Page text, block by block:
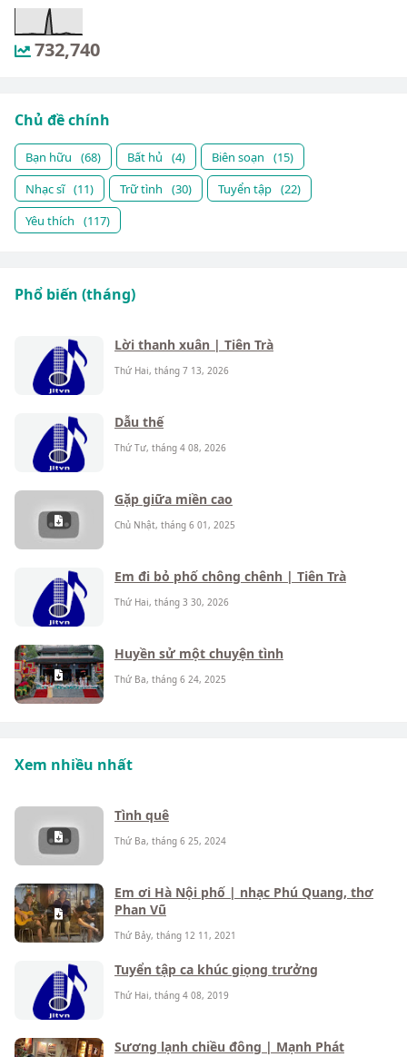
732,740
Chủ đề chính
Bạn hữu (68) Bất hủ (4) Biên soạn
(15)
Nhạc sĩ (11) Trữ tình (30) Tuyển tập (22)
Yêu thích
(117)
Phổ biến (tháng)
Lời thanh xuân | Tiên Trà
Thứ Hai, tháng 7 13, 2026
Dẫu thế
Thứ Tư, tháng 4 08, 2026
Gặp giữa miền cao
Chủ Nhật, tháng 6 01, 2025
Em đi bỏ phố chông chênh | Tiên Trà
Thứ Hai, tháng 3 30, 2026
Huyền sử một chuyện tình
Thứ Ba, tháng 6 24, 2025
Xem nhiều nhất
Tình quê
Thứ Ba, tháng 6 25, 2024
Em ơi Hà Nội phố | nhạc Phú Quang, thơ
Phan Vũ
Thứ Bảy, tháng 12 11, 2021
Tuyển tập ca khúc giọng trưởng
Thứ Hai, tháng 4 08, 2019
Sương lạnh chiều đông | Mạnh Phát